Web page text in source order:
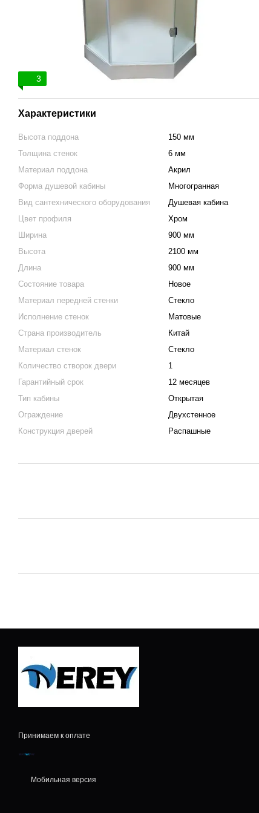
3
Характеристики
Высота поддона
150 мм
Толщина стенок
6 мм
Материал поддона
Акрил
Форма душевой кабины
Многогранная
Вид сантехнического оборудования
Душевая кабина
Цвет профиля
Хром
Ширина
900 мм
Высота
2100 мм
Длина
900 мм
Состояние товара
Новое
Материал передней стенки
Стекло
Исполнение стенок
Матовые
Страна производитель
Китай
Материал стенок
Стекло
Количество створок двери
1
Гарантийный срок
12 месяцев
Тип кабины
Открытая
Ограждение
Двухстенное
Конструкция дверей
Распашные
Принимаем к оплате
Мобильная версия